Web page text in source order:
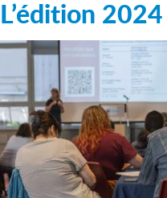
L’édition